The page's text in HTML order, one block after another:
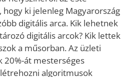
ki jelenleg Magyarország
digitális arca. Kik lehetnek
digitális arcok? Kik lettek
a műsorban. Az üzleti
20%-át mesterséges
algoritmusok